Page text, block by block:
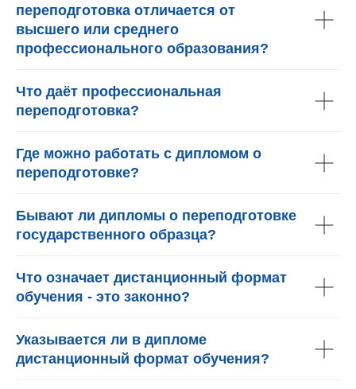
переподготовка отличается от
высшего или среднего
профессионального образования?
Что даёт профессиональная
переподготовка?
Где можно работать с дипломом о
переподготовке?
Бывают ли дипломы о переподготовке
государственного образца?
Что означает дистанционный формат
обучения - это законно?
Указывается ли в дипломе
дистанционный формат обучения?